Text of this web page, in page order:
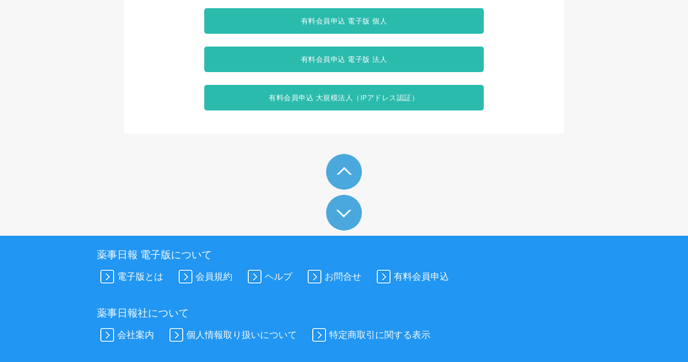
有料会員申込 電子版 個人
有料会員申込 電子版 法人
有料会員申込 大規模法人（IPアドレス認証）
薬事日報 電子版について
電子版とは 会員規約 ヘルプ お問合せ 有料会員申込
薬事日報社について
会社案内 個人情報取り扱いについて 特定商取引に関する表示